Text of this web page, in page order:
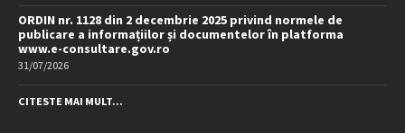
ORDIN nr. 1128 din 2 decembrie 2025 privind normele de
publicare a informațiilor și documentelor în platforma
www.e-consultare.gov.ro
31/07/2026
CITESTE MAI MULT...